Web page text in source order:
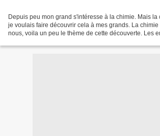
Depuis peu mon grand s'intéresse à la chimie. Mais la
je voulais faire découvrir cela à mes grands. La chimie
nous, voila un peu le thème de cette découverte. Les